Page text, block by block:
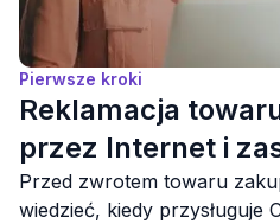
Pierwsze kroki
Reklamacja
przez Internet i
Przed zwrotem towaru
wiedzieć, kiedy przysługuje